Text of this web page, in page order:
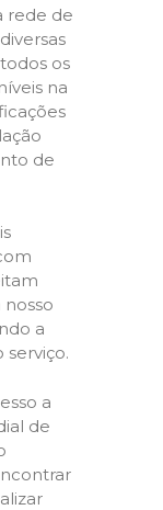
rede de
os
na
de
a
serviço.
a
de